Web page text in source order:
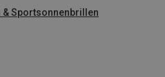
Sportsonnenbrillen